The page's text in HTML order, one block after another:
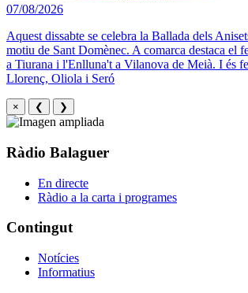
07/08/2026
Aquest dissabte se celebra la Ballada dels
motiu de Sant Domènec. A comarca destaca el
a Tiurana i l'Enlluna't a Vilanova de Meià. I és
Llorenç, Oliola i Seró
× ❮ ❯
Ràdio Balaguer
En directe
Ràdio a la carta i programes
Contingut
Notícies
Informatius